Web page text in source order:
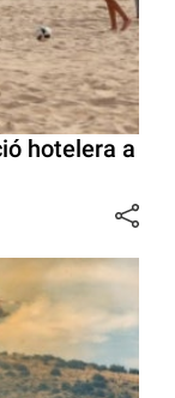
hotelera a